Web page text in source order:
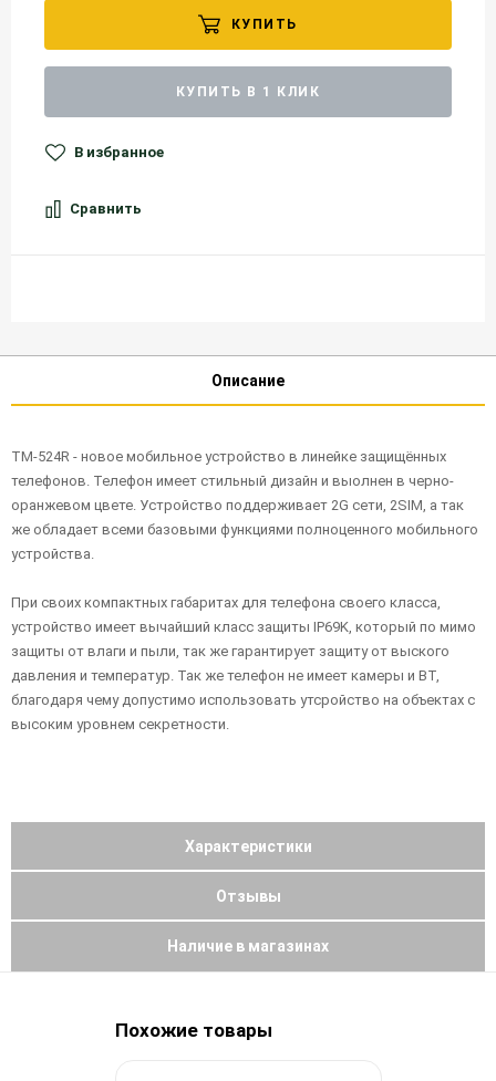
КУПИТЬ
КУПИТЬ В 1 КЛИК
В избранное
Сравнить
Описание
TM-524R - новое мобильное устройство в линейке защищённых
телефонов. Телефон имеет стильный дизайн и выолнен в черно-
оранжевом цвете. Устройство поддерживает 2G сети, 2SIM, а так
же обладает всеми базовыми функциями полноценного мобильного
устройства.
При своих компактных габаритах для телефона своего класса,
устройство имеет вычайший класс защиты IP69K, который по мимо
защиты от влаги и пыли, так же гарантирует защиту от выского
давления и температур. Так же телефон не имеет камеры и BT,
благодаря чему допустимо использовать утсройство на объектах с
высоким уровнем секретности.
Характеристики
Отзывы
Наличие в магазинах
Похожие товары